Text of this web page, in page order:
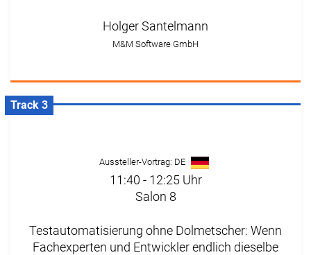
Holger Santelmann
M&M Software GmbH
Aussteller-Vortrag: DE
11:40 - 12:25 Uhr
Salon 8
Testautomatisierung ohne Dolmetscher: Wenn
Fachexperten und Entwickler endlich dieselbe
Track 3